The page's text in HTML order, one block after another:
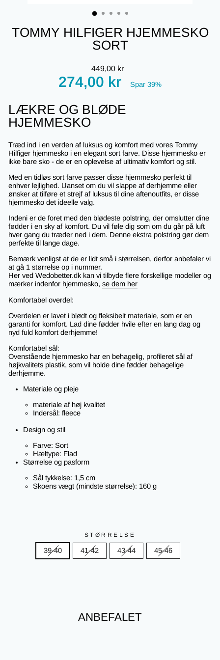
TOMMY HILFIGER HJEMMESKO
SORT
Regular
price
449,00 kr
Tilbudspris
274,00 kr Spar 39%
LÆKRE OG BLØDE
HJEMMESKO
Træd ind i en verden af luksus og komfort med vores Tommy
Hilfiger hjemmesko i en elegant sort farve. Disse hjemmesko er
ikke bare sko - de er en oplevelse af ultimativ komfort og stil.
Med en tidløs sort farve passer disse hjemmesko perfekt til
enhver lejlighed. Uanset om du vil slappe af derhjemme eller
ønsker at tilføre et strejf af luksus til dine aftenoutfits, er disse
hjemmesko det ideelle valg.
Indeni er de foret med den blødeste polstring, der omslutter dine
fødder i en sky af komfort. Du vil føle dig som om du går på luft
hver gang du træder ned i dem. Denne ekstra polstring gør dem
perfekte til lange dage.
Bemærk venligst at de er lidt små i størrelsen, derfor anbefaler vi
at gå 1 størrelse op i nummer.
Her ved Wedobetter.dk kan vi tilbyde flere forskellige modeller og
mærker indenfor hjemmesko, se dem her
Komfortabel overdel:
Overdelen er lavet i blødt og fleksibelt materiale, som er en
garanti for komfort. Lad dine fødder hvile efter en lang dag og
nyd fuld komfort derhjemme!
Komfortabel sål:
Ovenstående hjemmesko har en behagelig, profileret sål af
højkvalitets plastik, som vil holde dine fødder behagelige
derhjemme.
Materiale og pleje
materiale af høj kvalitet
Indersål: fleece
Design og stil
Farve: Sort
Hæltype: Flad
Størrelse og pasform
Sål tykkelse: 1,5 cm
Skoens vægt (mindste størrelse): 160 g
STØRRELSE
39-40 41-42 43-44 45-46
ANBEFALET